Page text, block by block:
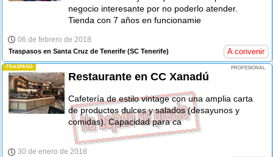
negocio interesante por no poderlo atender.
Tienda con 7 años en funcionamie
06 de febrero de 2018
Traspasos en Santa Cruz de Tenerife (SC Tenerife) A convenir
-TRASPASO- PROFESIONAL
Restaurante en CC Xanadú
Cafetería de estilo vintage con una amplia carta
de productos dulces y salados (desayunos y
comidas). Capacidad para ca
30 de enero de 2018